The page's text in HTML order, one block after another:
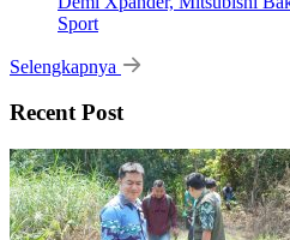
Sport
Selengkapnya
Recent Post